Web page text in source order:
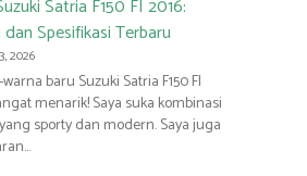
Satria F150 FI 2016:
Spesifikasi Terbaru
2026
baru Suzuki Satria F150 FI
menarik! Saya suka kombinasi
sporty dan modern. Saya juga